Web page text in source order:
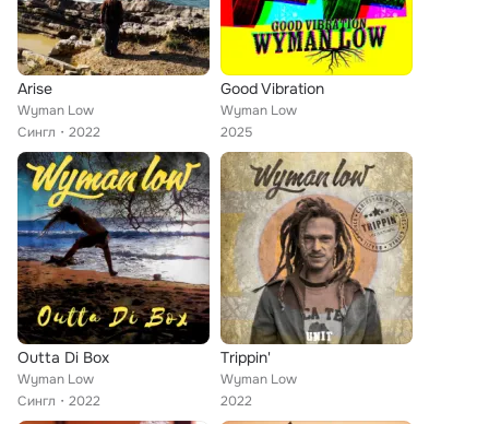
Arise
Wyman Low
Сингл
2022
Good Vibration
Wyman Low
2025
Outta Di Box
Wyman Low
Сингл
2022
Trippin'
Wyman Low
2022